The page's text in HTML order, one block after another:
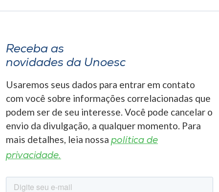
Receba as
novidades da Unoesc
Usaremos seus dados para entrar em contato
com você sobre informações correlacionadas que
podem ser de seu interesse. Você pode cancelar o
envio da divulgação, a qualquer momento. Para
mais detalhes, leia nossa política de
privacidade.